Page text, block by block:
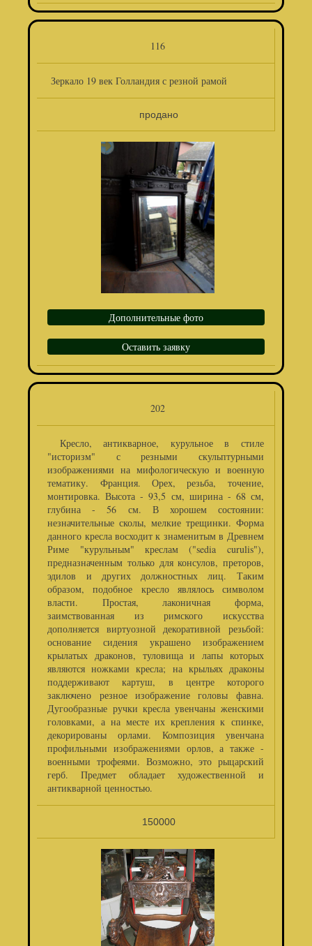
116
Зеркало 19 век Голландия с резной рамой
продано
Дополнительные фото
Оставить заявку
202
Кресло, антикварное, курульное в стиле
"историзм" с резными скульптурными
изображениями на мифологическую и военную
тематику. Франция. Орех, резьба, точение,
монтировка. Высота - 93,5 см, ширина - 68 см,
глубина - 56 см. В хорошем состоянии:
незначительные сколы, мелкие трещинки. Форма
данного кресла восходит к знаменитым в Древнем
Риме "курульным" креслам ("sedia curulis"),
предназначенным только для консулов, преторов,
эдилов и других должностных лиц. Таким
образом, подобное кресло являлось символом
власти. Простая, лаконичная форма,
заимствованная из римского искусства
дополняется виртуозной декоративной резьбой:
основание сидения украшено изображением
крылатых драконов, туловища и лапы которых
являются ножками кресла; на крыльях драконы
поддерживают картуш, в центре которого
заключено резное изображение головы фавна.
Дугообразные ручки кресла увенчаны женскими
головками, а на месте их крепления к спинке,
декорированы орлами. Композиция увенчана
профильными изображениями орлов, а также -
военными трофеями. Возможно, это рыцарский
герб. Предмет обладает художественной и
антикварной ценностью.
150000